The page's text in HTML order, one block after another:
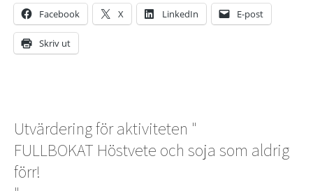
Facebook X LinkedIn E-post
Skriv ut
Utvärdering för aktiviteten "
FULLBOKAT Höstvete och soja som aldrig
förr!